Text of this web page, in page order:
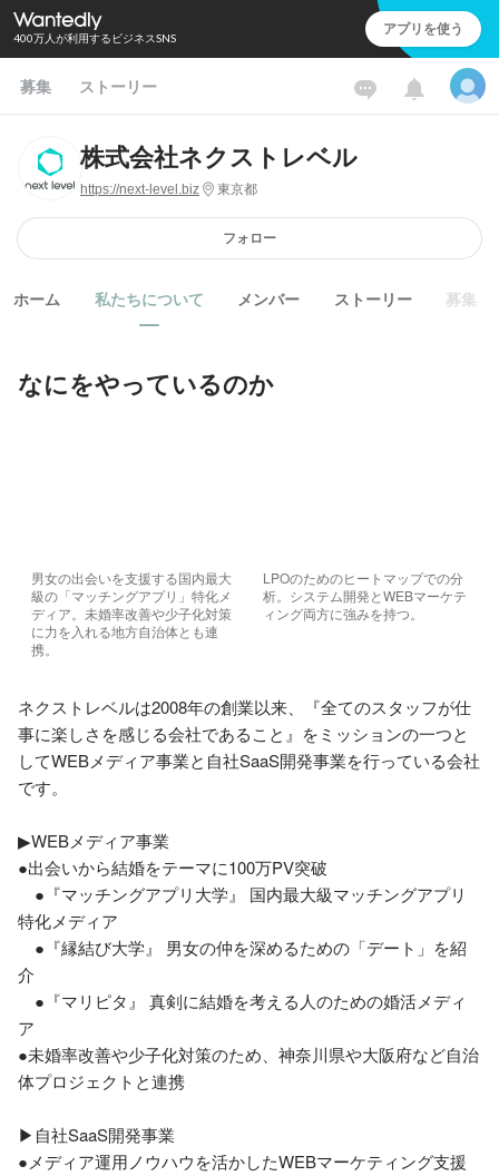
400万人が利用するビジネスSNS アプリを使う
募集 ストーリー
株式会社ネクストレベル
https://next-level.biz 東京都
フォロー
ホーム 私たちについて メンバー ストーリー 募集
なにをやっているのか
男女の出会いを支援する国内最大
級の「マッチングアプリ」特化メ
ディア。未婚率改善や少子化対策
に力を入れる地方自治体とも連
携。
LPOのためのヒートマップでの分
析。システム開発とWEBマーケテ
ィング両方に強みを持つ。
ネクストレベルは2008年の創業以来、『全てのスタッフが仕
事に楽しさを感じる会社であること』をミッションの一つと
してWEBメディア事業と自社SaaS開発事業を行っている会社
です。
▶WEBメディア事業
●出会いから結婚をテーマに100万PV突破
●『マッチングアプリ大学』 国内最大級マッチングアプリ
特化メディア
●『縁結び大学』 男女の仲を深めるための「デート」を紹
介
●『マリピタ』 真剣に結婚を考える人のための婚活メディ
ア
●未婚率改善や少子化対策のため、神奈川県や大阪府など自治
体プロジェクトと連携
▶自社SaaS開発事業
●メディア運用ノウハウを活かしたWEBマーケティング支援